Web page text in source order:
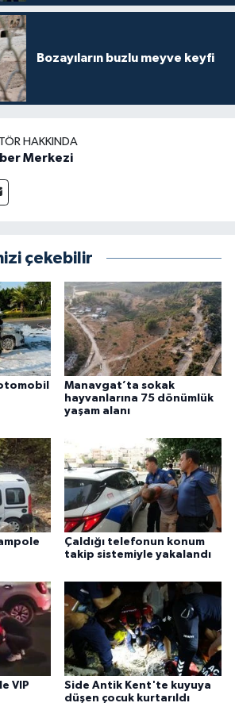
Bozayıların buzlu meyve keyfi
HAKKINDA
Merkezi
çekebilir
Manavgat’ta sokak
hayvanlarına 75 dönümlük
yaşam alanı
Çaldığı telefonun konum
takip sistemiyle yakalandı
VIP
Side Antik Kent'te kuyuya
düşen çocuk kurtarıldı